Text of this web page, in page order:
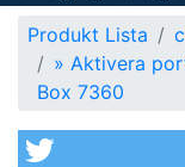
Produkt Lista
» Aktivera
Box 7360